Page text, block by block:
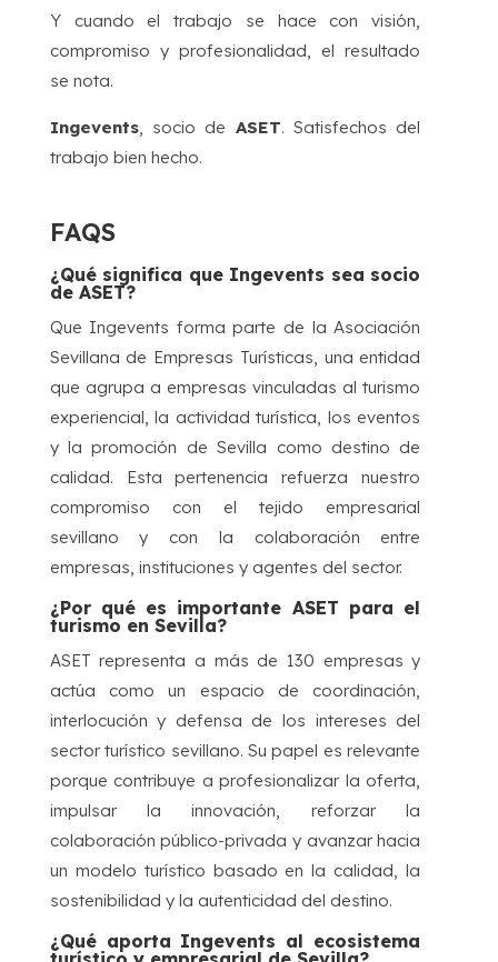
Y cuando el trabajo se hace con visión,
compromiso y profesionalidad, el resultado
se nota.
Ingevents, socio de ASET. Satisfechos del
trabajo bien hecho.
FAQS
¿Qué significa que Ingevents sea socio
de ASET?
Que Ingevents forma parte de la Asociación
Sevillana de Empresas Turísticas, una entidad
que agrupa a empresas vinculadas al turismo
experiencial, la actividad turística, los eventos
y la promoción de Sevilla como destino de
calidad. Esta pertenencia refuerza nuestro
compromiso con el tejido empresarial
sevillano y con la colaboración entre
empresas, instituciones y agentes del sector.
¿Por qué es importante ASET para el
turismo en Sevilla?
ASET representa a más de 130 empresas y
actúa como un espacio de coordinación,
interlocución y defensa de los intereses del
sector turístico sevillano. Su papel es relevante
porque contribuye a profesionalizar la oferta,
impulsar la innovación, reforzar la
colaboración público-privada y avanzar hacia
un modelo turístico basado en la calidad, la
sostenibilidad y la autenticidad del destino.
¿Qué aporta Ingevents al ecosistema